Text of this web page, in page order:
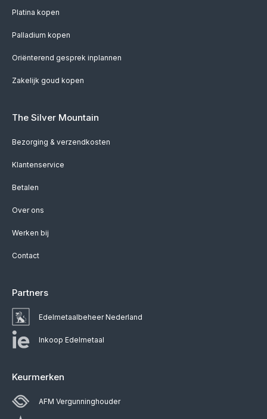
Platina kopen
Palladium kopen
Oriënterend gesprek inplannen
Zakelijk goud kopen
The Silver Mountain
Bezorging & verzendkosten
Klantenservice
Betalen
Over ons
Werken bij
Contact
Partners
Edelmetaalbeheer Nederland
Inkoop Edelmetaal
Keurmerken
AFM Vergunninghouder